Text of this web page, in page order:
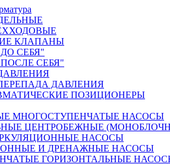
КЛАПАНЫ
СЕБЯ"
СЕБЯ"
ДАВЛЕНИЯ
ПОЗИЦИОНЕРЫ
МНОГОСТУПЕНЧАТЫЕ НАСОСЫ
ЦЕНТРОБЕЖНЫЕ
НАСОСЫ
И ДРЕНАЖНЫЕ НАСОСЫ
ГОРИЗОНТАЛЬНЫЕ